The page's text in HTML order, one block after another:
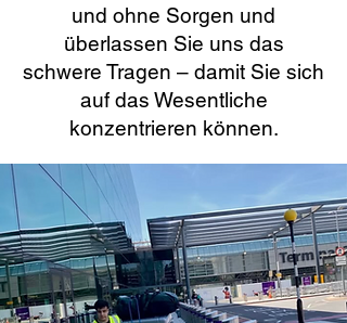
und ohne Sorgen und
überlassen Sie uns das
schwere Tragen – damit Sie sich
auf das Wesentliche
konzentrieren können.